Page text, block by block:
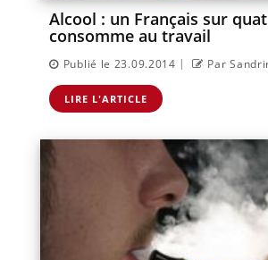
Alcool : un Français sur
consomme au travail
Publié le 23.09.2014 | Par
LIRE L'ARTICLE